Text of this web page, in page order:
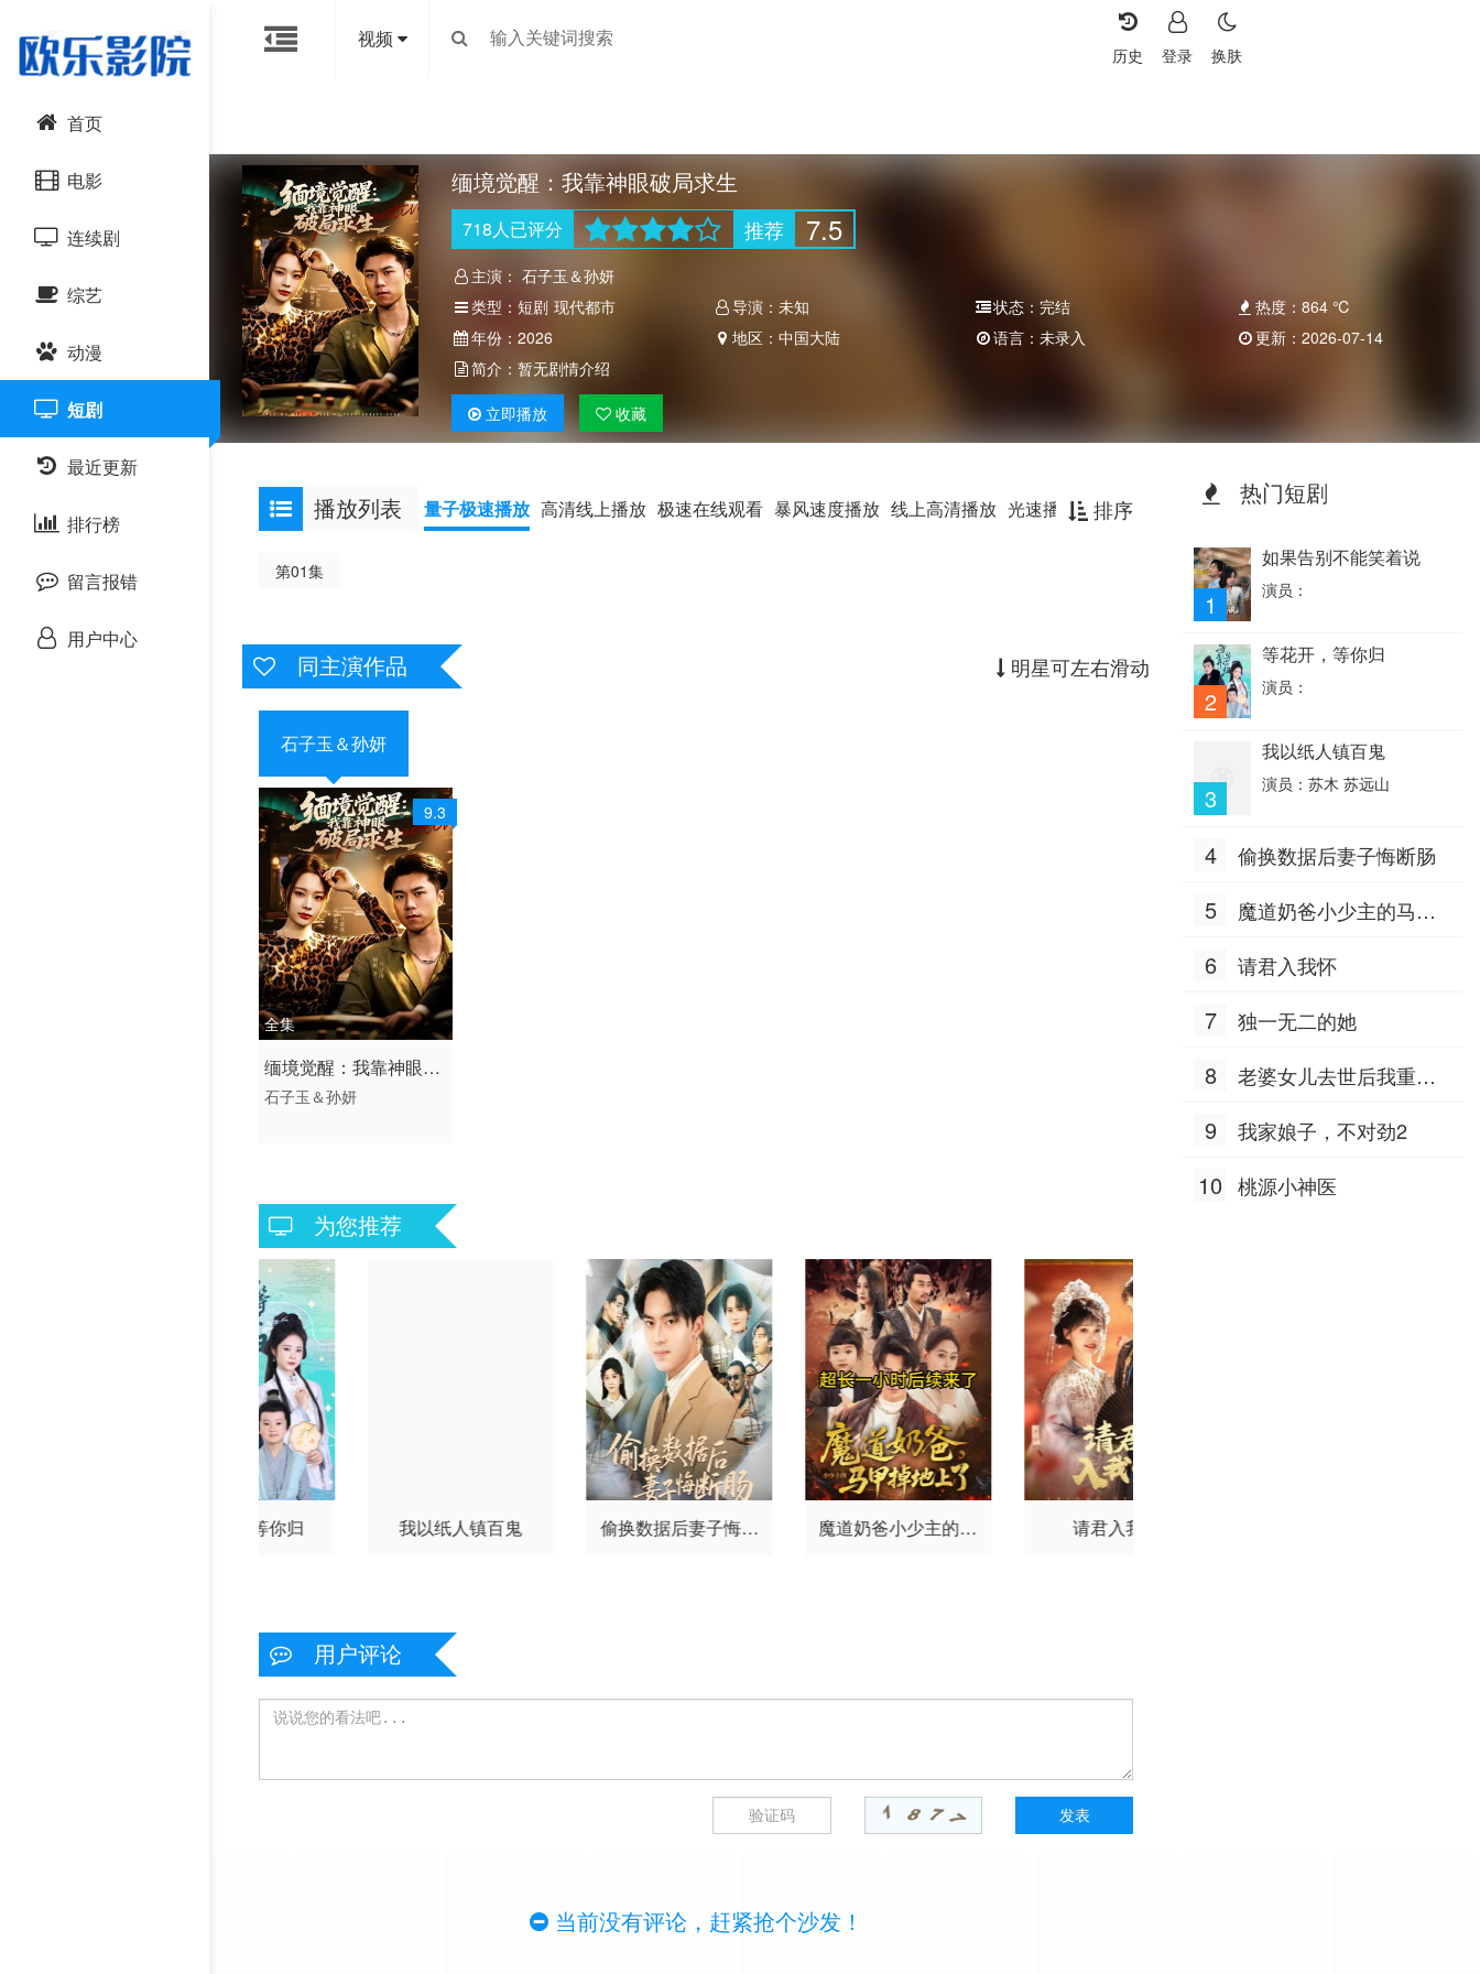
视频
换肤
登录
历史
首页
电影
动作片
喜剧片
爱情片
科幻片
恐怖片
剧情片
战争片
悬疑片
连续剧
国产剧
港台剧
日韩剧
欧美剧
泰国剧
综艺
大陆综艺
日韩综艺
港台综艺
欧美综艺
动漫
国产动漫
日韩动漫
欧美动漫
短剧
最近更新
排行榜
留言报错
用户中心
缅境觉醒：我靠神眼破局求生
718人已评分 推荐 7.5
主演： 石子玉＆孙妍
类型： 短剧 现代都市 导演：未知 状态： 完结 热度： 864℃
年份： 2026 地区：中国大陆 语言：未录入 更新： 2026-07-14
简介： 暂无剧情介绍
立即播放 收藏
播放列表 排序
量子极速播放 高清线上播放 极速在线观看 暴风速度播放 线上高清播放 光速播放
第01集
同主演作品 明星可左右滑动
石子玉＆孙妍
9.3
全集
2026 / 中国大陆 /
短剧 现代都市 国产
缅境觉醒：我靠神眼破
局求生
石子玉＆孙妍
为您推荐
等花开，等你归 我以纸人镇百鬼
偷换数据后妻子悔断
魔道奶爸小少主的马
请君入我怀
用户评论
当前没有评论，赶紧抢个沙发！
热门短剧
1
如果告别不能笑着说
演员：
2
等花开，等你归
演员：
3
我以纸人镇百鬼
演员：苏木 苏远山
4 偷换数据后妻子悔断肠
5
魔道奶爸小少主的马甲
6 请君入我怀
7 独一无二的她
8
老婆女儿去世后我重生
9 我家娘子，不对劲2
10 桃源小神医